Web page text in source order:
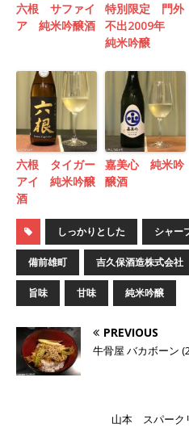
六根 サファイ
ア 純米吟醸酒
特別限定 門外
不出2009年
純米吟醸
六根 タイガー
アイ 純米吟醸
酒
嘉美心 純米吟
醸酒
しっかりとした シャー
備前雄町 吉久保酒造株式会社
旨味 甘味 純米吟醸
PREVIOUS
牛骨屋 バカボーン
山本 スパーク